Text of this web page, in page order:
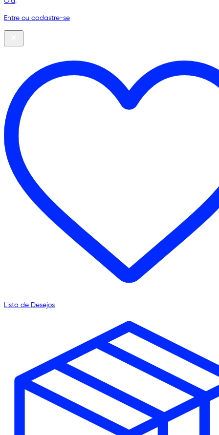
Entre ou cadastre-se
Lista de Desejos